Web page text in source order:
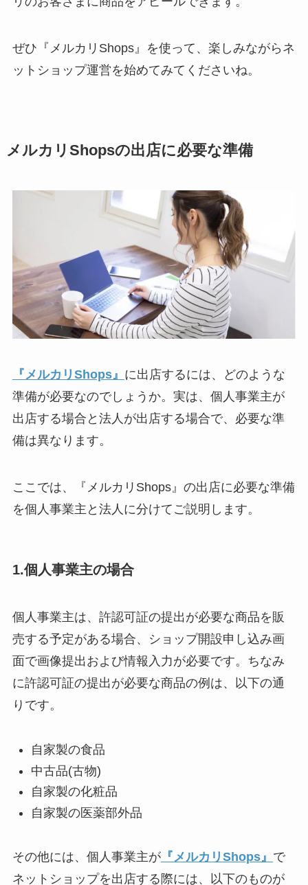
ぜひ『メルカリShops』を使って、楽しみながらネ
ットショップ運営を始めてみてくださいね。
メルカリShopsの出店に必要な準備
『メルカリShops』 に出店するには、どのような
準備が必要なのでしょうか。実は、個人事業主が
出店する場合と法人が出店する場合で、必要な準
備は異なります。
ここでは、『メルカリShops』の出店に必要な準備
を個人事業主と法人に分けてご説明します。
1.個人事業主の場合
個人事業主は、許認可証の提出が必要な商品を販
売する予定がある場合、ショップ開設申し込み画
面で画像提出および情報入力が必要です。ちなみ
に許認可証の提出が必要な商品の例は、以下の通
りです。
自家製の食品
中古品(古物)
自家製の化粧品
自家製の医薬部外品
その他には、個人事業主が『メルカリShops』 で
ネットショップを出店する際には、以下のものが